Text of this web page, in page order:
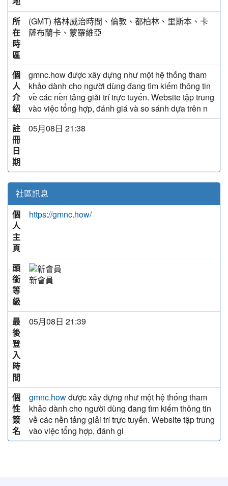
所
在
時
區
(GMT) 格林威治時間、倫敦、都柏林、里斯本、卡
薩布蘭卡、蒙羅維亞
個
人
介
紹
gmnc.how được xây dựng như một hệ thống tham
khảo dành cho người dùng đang tìm kiếm thông tin
về các nền tảng giải trí trực tuyến. Website tập trung
vào việc tổng hợp, đánh giá và so sánh dựa trên n
註
冊
日
期
05月08日 21:38
社區訊息
個
人
主
頁
https://gmnc.how/
頭
銜
等
級
新會員
最
後
登
入
時
間
05月08日 21:39
個
性
簽
名
gmnc.how được xây dựng như một hệ thống tham
khảo dành cho người dùng đang tìm kiếm thông tin
về các nền tảng giải trí trực tuyến. Website tập trung
vào việc tổng hợp, đánh gi